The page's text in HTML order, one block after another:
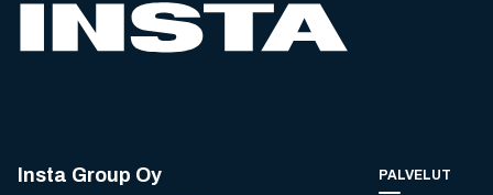
Insta Group Oy
PALVELUT